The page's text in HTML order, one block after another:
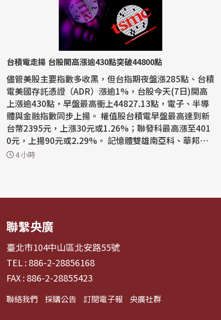
台積電走揚 台股開高漲逾430點突破44800點
儘管美股主要指數多收黑，但台指期夜盤漲285點、台積
電美國存託憑證（ADR）漲逾1%，台股今天(7日)開高
上漲逾430點，早盤最高衝上44827.13點，電子、半導
體與金融指數同步上揚。 權值股台積電早盤最高達到新
台幣2395元，上漲30元或1.26%；聯發科最高漲至401
0元，上揚90元或2.29%。 記憶體雙雄南亞科、華邦電
早盤跌幅超...
4 小時
聯繫央廣
臺北市104中山區北安路55號
TEL : 886-2-28856168
FAX : 886-2-28855423
聯絡我們 採購公告 訂閱電子報 央廣社群